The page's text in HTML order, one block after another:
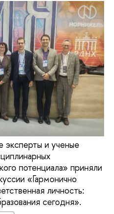
эксперты и ученые
потенциала» приняли
«Гармонично
личность:
сегодня».